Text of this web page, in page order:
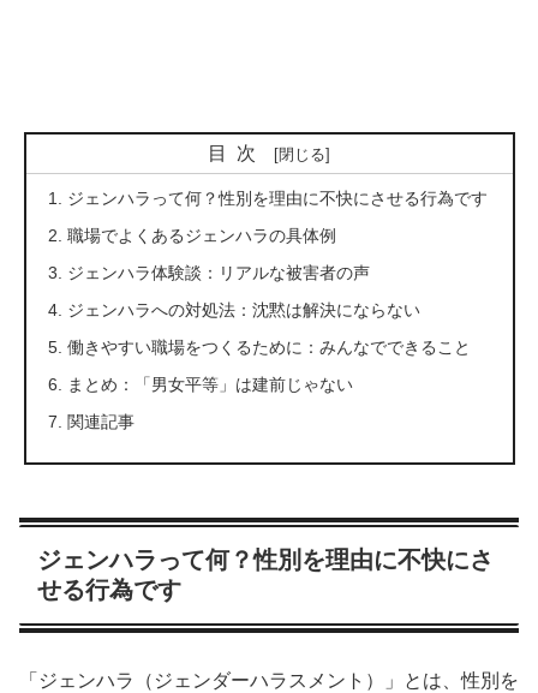
目次
ジェンハラって何？性別を理由に不快にさせる行為です
職場でよくあるジェンハラの具体例
ジェンハラ体験談：リアルな被害者の声
ジェンハラへの対処法：沈黙は解決にならない
働きやすい職場をつくるために：みんなでできること
まとめ：「男女平等」は建前じゃない
関連記事
ジェンハラって何？性別を理由に不快にさ
せる行為です
「ジェンハラ（ジェンダーハラスメント）」とは、性別を